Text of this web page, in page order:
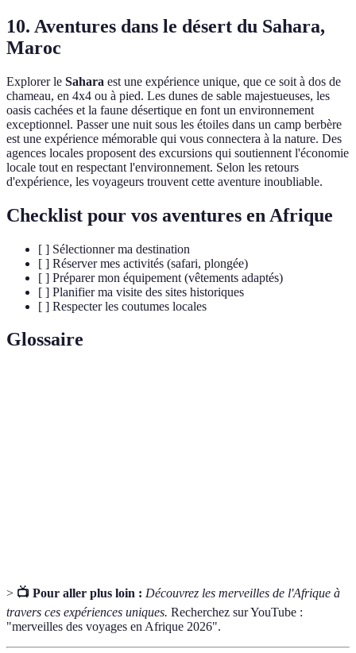
10. Aventures dans le désert du Sahara,
Maroc
Explorer le Sahara est une expérience unique, que ce soit à dos de
chameau, en 4x4 ou à pied. Les dunes de sable majestueuses, les
oasis cachées et la faune désertique en font un environnement
exceptionnel. Passer une nuit sous les étoiles dans un camp berbère
est une expérience mémorable qui vous connectera à la nature. Des
agences locales proposent des excursions qui soutiennent l'économie
locale tout en respectant l'environnement. Selon les retours
d'expérience, les voyageurs trouvent cette aventure inoubliable.
Checklist pour vos aventures en Afrique
[ ] Sélectionner ma destination
[ ] Réserver mes activités (safari, plongée)
[ ] Préparer mon équipement (vêtements adaptés)
[ ] Planifier ma visite des sites historiques
[ ] Respecter les coutumes locales
Glossaire
> 📺 Pour aller plus loin : Découvrez les merveilles de l'Afrique à
travers ces expériences uniques. Recherchez sur YouTube :
"merveilles des voyages en Afrique 2026".